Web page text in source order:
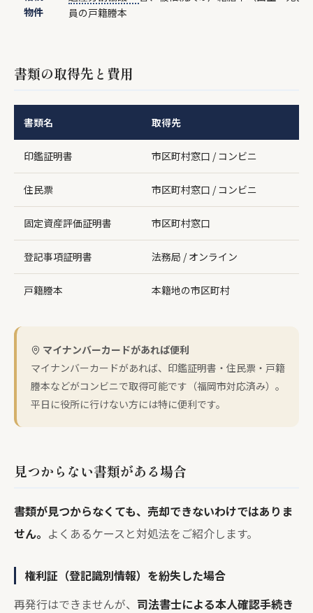
物件
員の戸籍謄本
書類の取得先と費用
書類名 取得先
印鑑証明書 市区町村窓口 / コンビニ
住民票 市区町村窓口 / コンビニ
固定資産評価証明書 市区町村窓口
登記事項証明書 法務局 / オンライン
戸籍謄本 本籍地の市区町村
マイナンバーカードがあれば便利
マイナンバーカードがあれば、印鑑証明書・住民票・戸籍
謄本などがコンビニで取得可能です（福岡市対応済み）。
平日に役所に行けない方には特に便利です。
見つからない書類がある場合
書類が見つからなくても、売却できないわけではありま
せん。 よくあるケースと対処法をご紹介します。
権利証（登記識別情報）を紛失した場合
再発行はできませんが、 司法書士による本人確認手続き